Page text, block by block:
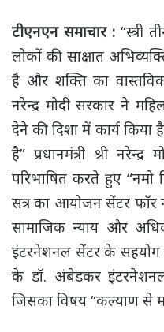
टीएनएन समाचार : “स्त्री
लोकों की साक्षात
है और शक्ति का
नरेन्द्र मोदी सरकार ने
देने की दिशा में कार्य किया
है” प्रधानमंत्री श्री
परिभाषित करते हुए “नमो
सत्र का आयोजन सेंटर फॉर
सामाजिक न्याय और
इंटरनेशनल सेंटर के
के डॉ. अंबेडकर
जिसका विषय “कल्याण से